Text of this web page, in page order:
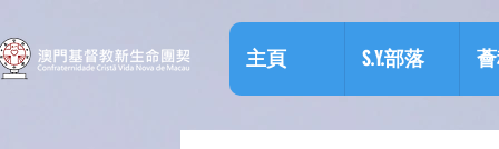
主頁 S.Y.部落